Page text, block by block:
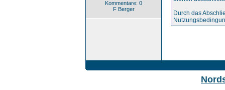
Kommentare: 0
F Berger
Durch das